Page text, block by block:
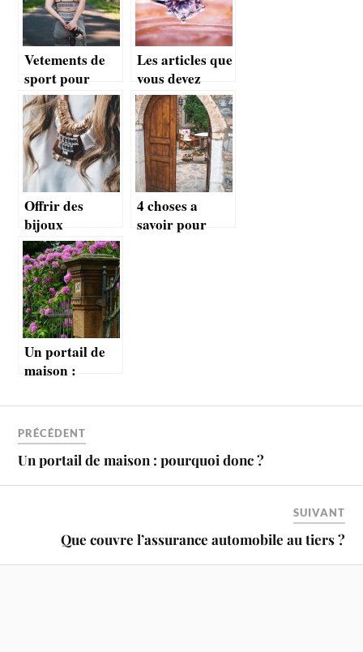
Vetements de
sport pour
femmes : entre
mode et confort
Les articles que
vous devez
avoir dans
votre placard!
Offrir des
bijoux
originaux à une
femme :
quelques idées
inédites
4 choses a
savoir pour
Un portail de
maison :
?
PRÉCÉDENT
Un portail de maison : pourquoi donc ?
SUIVANT
Que couvre l’assurance automobile au tiers ?